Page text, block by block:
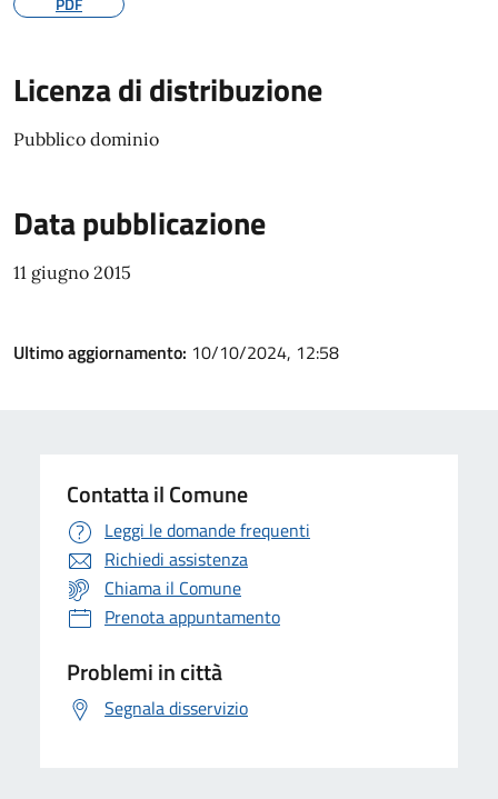
Licenza di distribuzione
Pubblico dominio
Data pubblicazione
11 giugno 2015
Ultimo aggiornamento: 10/10/2024, 12:58
Contatta il Comune
Leggi le domande frequenti
Richiedi assistenza
Chiama il Comune
Prenota appuntamento
Problemi in città
Segnala disservizio